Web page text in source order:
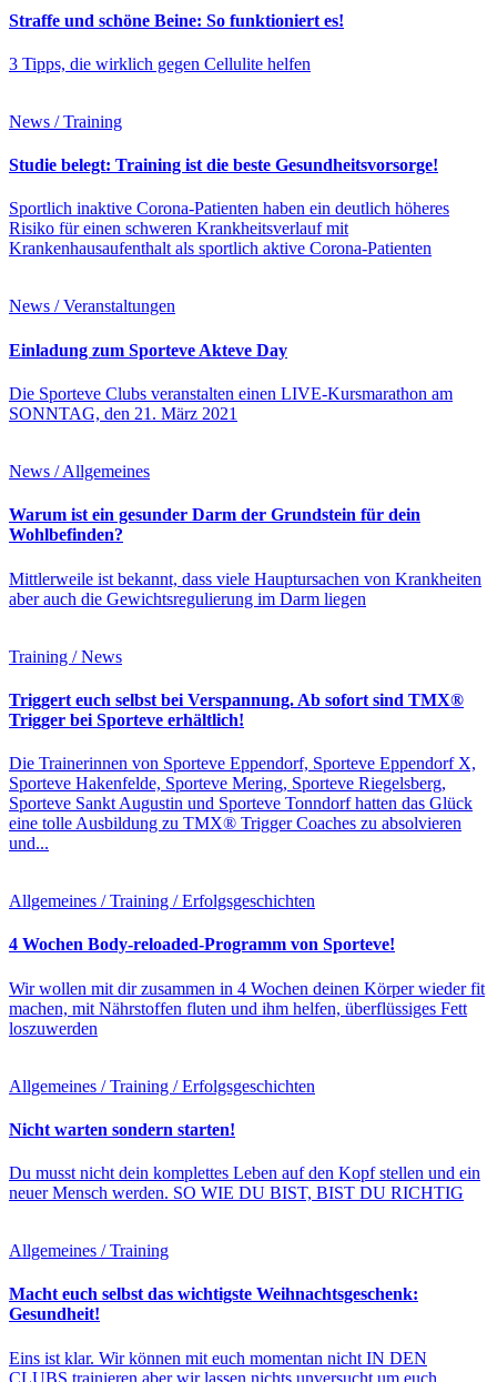
Straffe und schöne Beine: So funktioniert es!
3 Tipps, die wirklich gegen Cellulite helfen
News / Training
Studie belegt: Training ist die beste Gesundheitsvorsorge!
Sportlich inaktive Corona-Patienten haben ein deutlich höheres
Risiko für einen schweren Krankheitsverlauf mit
Krankenhausaufenthalt als sportlich aktive Corona-Patienten
News / Veranstaltungen
Einladung zum Sporteve Akteve Day
Die Sporteve Clubs veranstalten einen LIVE-Kursmarathon am
SONNTAG, den 21. März 2021
News / Allgemeines
Warum ist ein gesunder Darm der Grundstein für dein
Wohlbefinden?
Mittlerweile ist bekannt, dass viele Hauptursachen von Krankheiten
aber auch die Gewichtsregulierung im Darm liegen
Training / News
Triggert euch selbst bei Verspannung. Ab sofort sind TMX®
Trigger bei Sporteve erhältlich!
Die Trainerinnen von Sporteve Eppendorf, Sporteve Eppendorf X,
Sporteve Hakenfelde, Sporteve Mering, Sporteve Riegelsberg,
Sporteve Sankt Augustin und Sporteve Tonndorf hatten das Glück
eine tolle Ausbildung zu TMX® Trigger Coaches zu absolvieren
und...
Allgemeines / Training / Erfolgsgeschichten
4 Wochen Body-reloaded-Programm von Sporteve!
Wir wollen mit dir zusammen in 4 Wochen deinen Körper wieder fit
machen, mit Nährstoffen fluten und ihm helfen, überflüssiges Fett
loszuwerden
Allgemeines / Training / Erfolgsgeschichten
Nicht warten sondern starten!
Du musst nicht dein komplettes Leben auf den Kopf stellen und ein
neuer Mensch werden. SO WIE DU BIST, BIST DU RICHTIG
Allgemeines / Training
Macht euch selbst das wichtigste Weihnachtsgeschenk:
Gesundheit!
Eins ist klar. Wir können mit euch momentan nicht IN DEN
CLUBS trainieren aber wir lassen nichts unversucht um euch